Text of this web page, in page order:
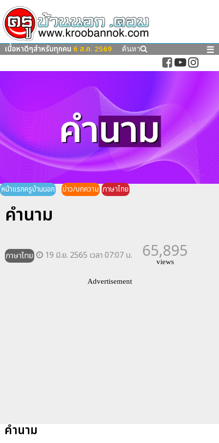
เนื้อหาดีๆสำหรับทุกคน 6 ส.ค. 2569 ค้นหา ☰
หน้าแรกครูบ้านนอก ข่าว/บทความ ภาษาไทย
คำนาม
ภาษาไทย 19 มิ.ย. 2565 เวลา 07:07 น. 65,895
views
Advertisement
คำนาม